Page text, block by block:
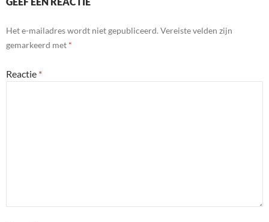
Het e-mailadres wordt niet gepubliceerd. Vereiste velden zijn
gemarkeerd met *
Reactie *